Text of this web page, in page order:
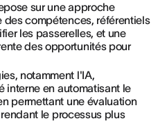
sur une approche
des compétences, référentiels
les passerelles, et une
des opportunités pour
notamment l'IA,
interne en automatisant le
permettant une évaluation
le processus plus